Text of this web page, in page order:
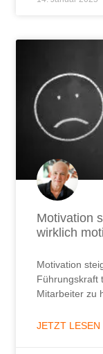
Motivation
wirklich
Motivation
Führungskraft
Mitarbeiter zu
JETZT LESEN